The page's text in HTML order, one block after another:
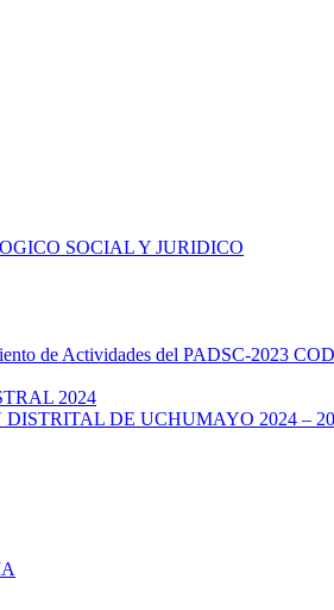
SOCIAL Y JURIDICO
de Actividades del PADSC-2023
2024
DE UCHUMAYO 2024 –